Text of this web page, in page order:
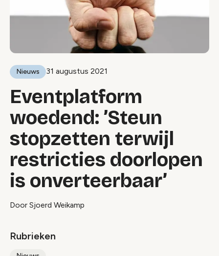
Nieuws 31 augustus 2021
Eventplatform
woedend: ’Steun
stopzetten terwijl
restricties doorlopen
is onverteerbaar’
Door Sjoerd Weikamp
Rubrieken